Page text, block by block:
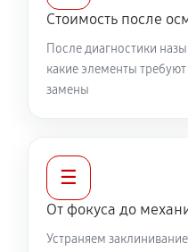
Замена светофильтра
f/4-5.6 III
810 руб
Стоимость после
После диагностики
какие элементы
замены
☰
От фокуса до
Устраняем